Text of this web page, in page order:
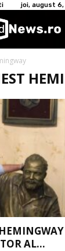
joi, august 6,
AL...